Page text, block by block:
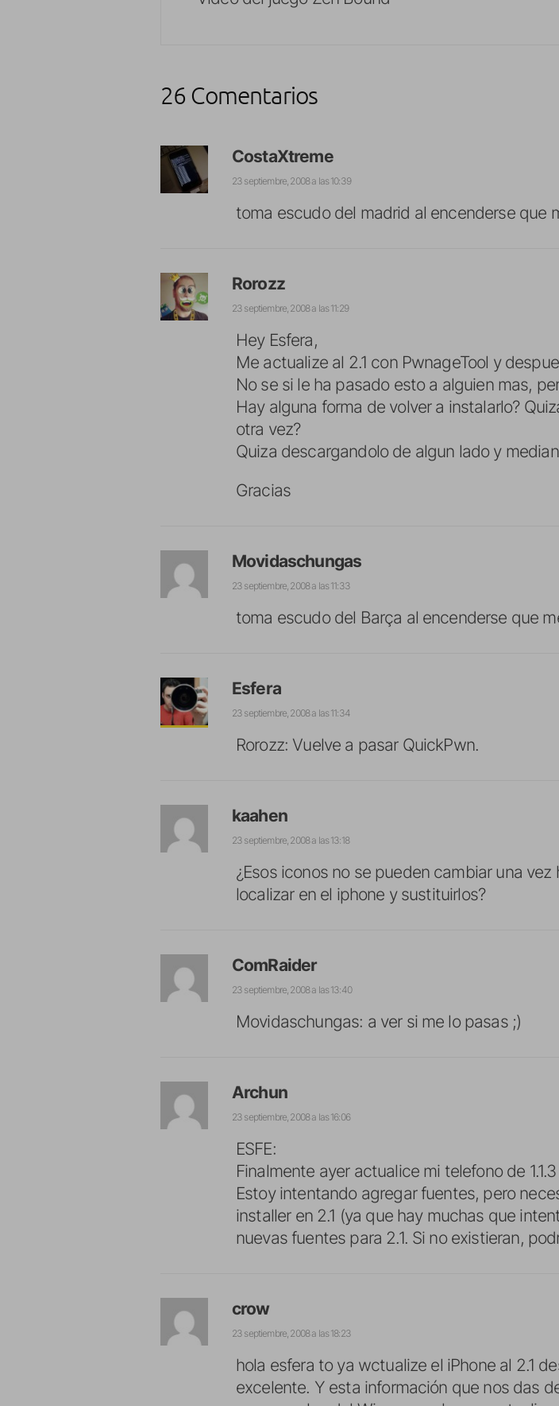
26 Comentarios
CostaXtreme
23 septiembre, 2008 a las 10:39
toma escudo del madrid al encenderse que
Rorozz
23 septiembre, 2008 a las 11:29
Hey Esfera,
Me actualize al 2.1 con PwnageTool y
No se si le ha pasado esto a alguien mas,
Hay alguna forma de volver a instalarlo?
otra vez?
Quiza descargandolo de algun lado y
Gracias
Movidaschungas
23 septiembre, 2008 a las 11:33
toma escudo del Barça al encenderse que
Esfera
23 septiembre, 2008 a las 11:34
Rorozz: Vuelve a pasar QuickPwn.
kaahen
23 septiembre, 2008 a las 13:18
¿Esos iconos no se pueden cambiar una
localizar en el iphone y sustituirlos?
ComRaider
23 septiembre, 2008 a las 13:40
Movidaschungas: a ver si me lo pasas ;)
Archun
23 septiembre, 2008 a las 16:06
ESFE:
Finalmente ayer actualice mi telefono de 1.1.3
Estoy intentando agregar fuentes, pero
installer en 2.1 (ya que hay muchas que
nuevas fuentes para 2.1. Si no existieran,
crow
23 septiembre, 2008 a las 18:23
hola esfera to ya wctualize el iPhone al 2.1
excelente. Y esta información que nos das